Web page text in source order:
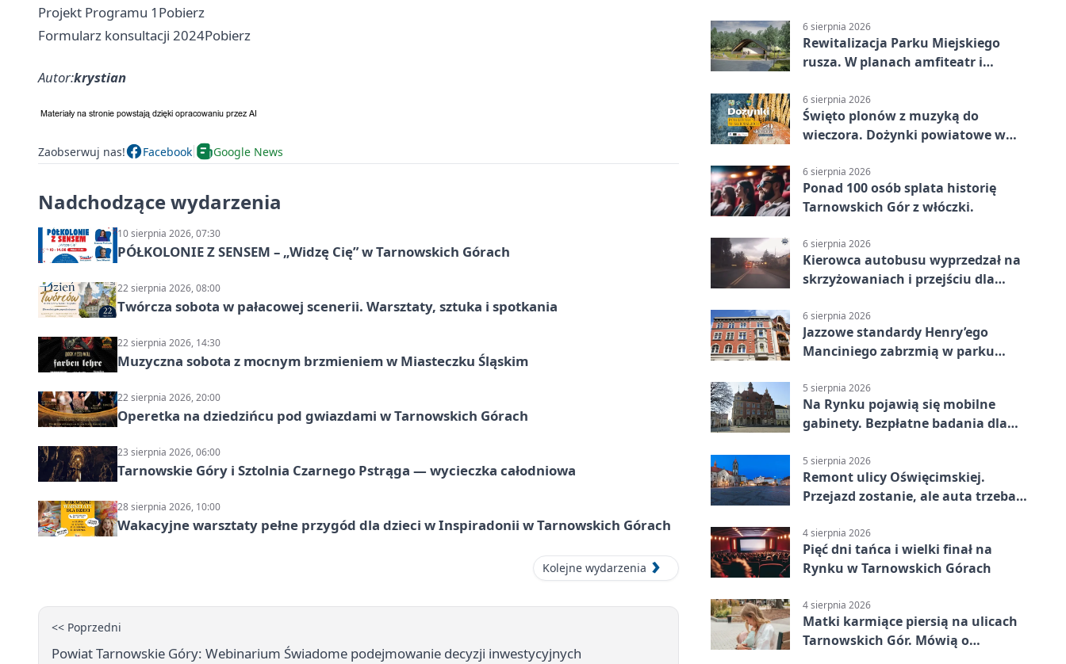
Projekt Programu 1Pobierz
Formularz konsultacji 2024Pobierz
Autor:krystian
Zaobserwuj nas! Facebook Google News
Nadchodzące wydarzenia
10 sierpnia 2026, 07:30
PÓŁKOLONIE Z SENSEM – „Widzę Cię” w Tarnowskich Górach
22 sierpnia 2026, 08:00
Twórcza sobota w pałacowej scenerii. Warsztaty, sztuka i spotkania
22 sierpnia 2026, 14:30
Muzyczna sobota z mocnym brzmieniem w Miasteczku Śląskim
22 sierpnia 2026, 20:00
Operetka na dziedzińcu pod gwiazdami w Tarnowskich Górach
23 sierpnia 2026, 06:00
Tarnowskie Góry i Sztolnia Czarnego Pstrąga — wycieczka całodniowa
28 sierpnia 2026, 10:00
Wakacyjne warsztaty pełne przygód dla dzieci w Inspiradonii w Tarnowskich Górach
Kolejne wydarzenia
<< Poprzedni
Powiat Tarnowskie Góry: Webinarium Świadome podejmowanie decyzji inwestycyjnych
6 sierpnia 2026
Rewitalizacja Parku Miejskiego
rusza. W planach amfiteatr i
6 sierpnia 2026
Święto plonów z muzyką do
wieczora. Dożynki powiatowe w
6 sierpnia 2026
Ponad 100 osób splata historię
Tarnowskich Gór z włóczki.
6 sierpnia 2026
Kierowca autobusu wyprzedzał na
skrzyżowaniach i przejściu dla
6 sierpnia 2026
Jazzowe standardy Henry’ego
Manciniego zabrzmią w parku
5 sierpnia 2026
Na Rynku pojawią się mobilne
gabinety. Bezpłatne badania dla
5 sierpnia 2026
Remont ulicy Oświęcimskiej.
Przejazd zostanie, ale auta trzeba
4 sierpnia 2026
Pięć dni tańca i wielki finał na
Rynku w Tarnowskich Górach
4 sierpnia 2026
Matki karmiące piersią na ulicach
Tarnowskich Gór. Mówią o